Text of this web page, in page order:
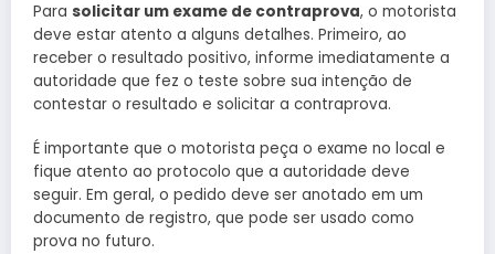
Para solicitar um exame de contraprova, o motorista
deve estar atento a alguns detalhes. Primeiro, ao
receber o resultado positivo, informe imediatamente a
autoridade que fez o teste sobre sua intenção de
contestar o resultado e solicitar a contraprova.
É importante que o motorista peça o exame no local e
fique atento ao protocolo que a autoridade deve
seguir. Em geral, o pedido deve ser anotado em um
documento de registro, que pode ser usado como
prova no futuro.